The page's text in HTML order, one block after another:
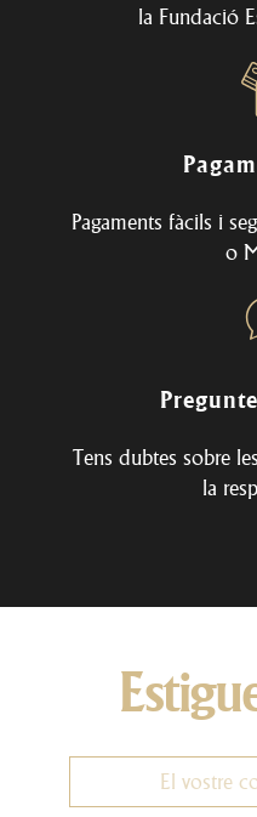
la Fundació
Pagaments fàcils i
o
Tens dubtes sobre
la